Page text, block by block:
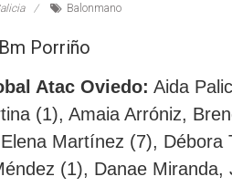
Balonmano
Porriño
Atac Oviedo: Aida
(1), Amaia Arróniz,
Martínez (7), Débora
(1), Danae